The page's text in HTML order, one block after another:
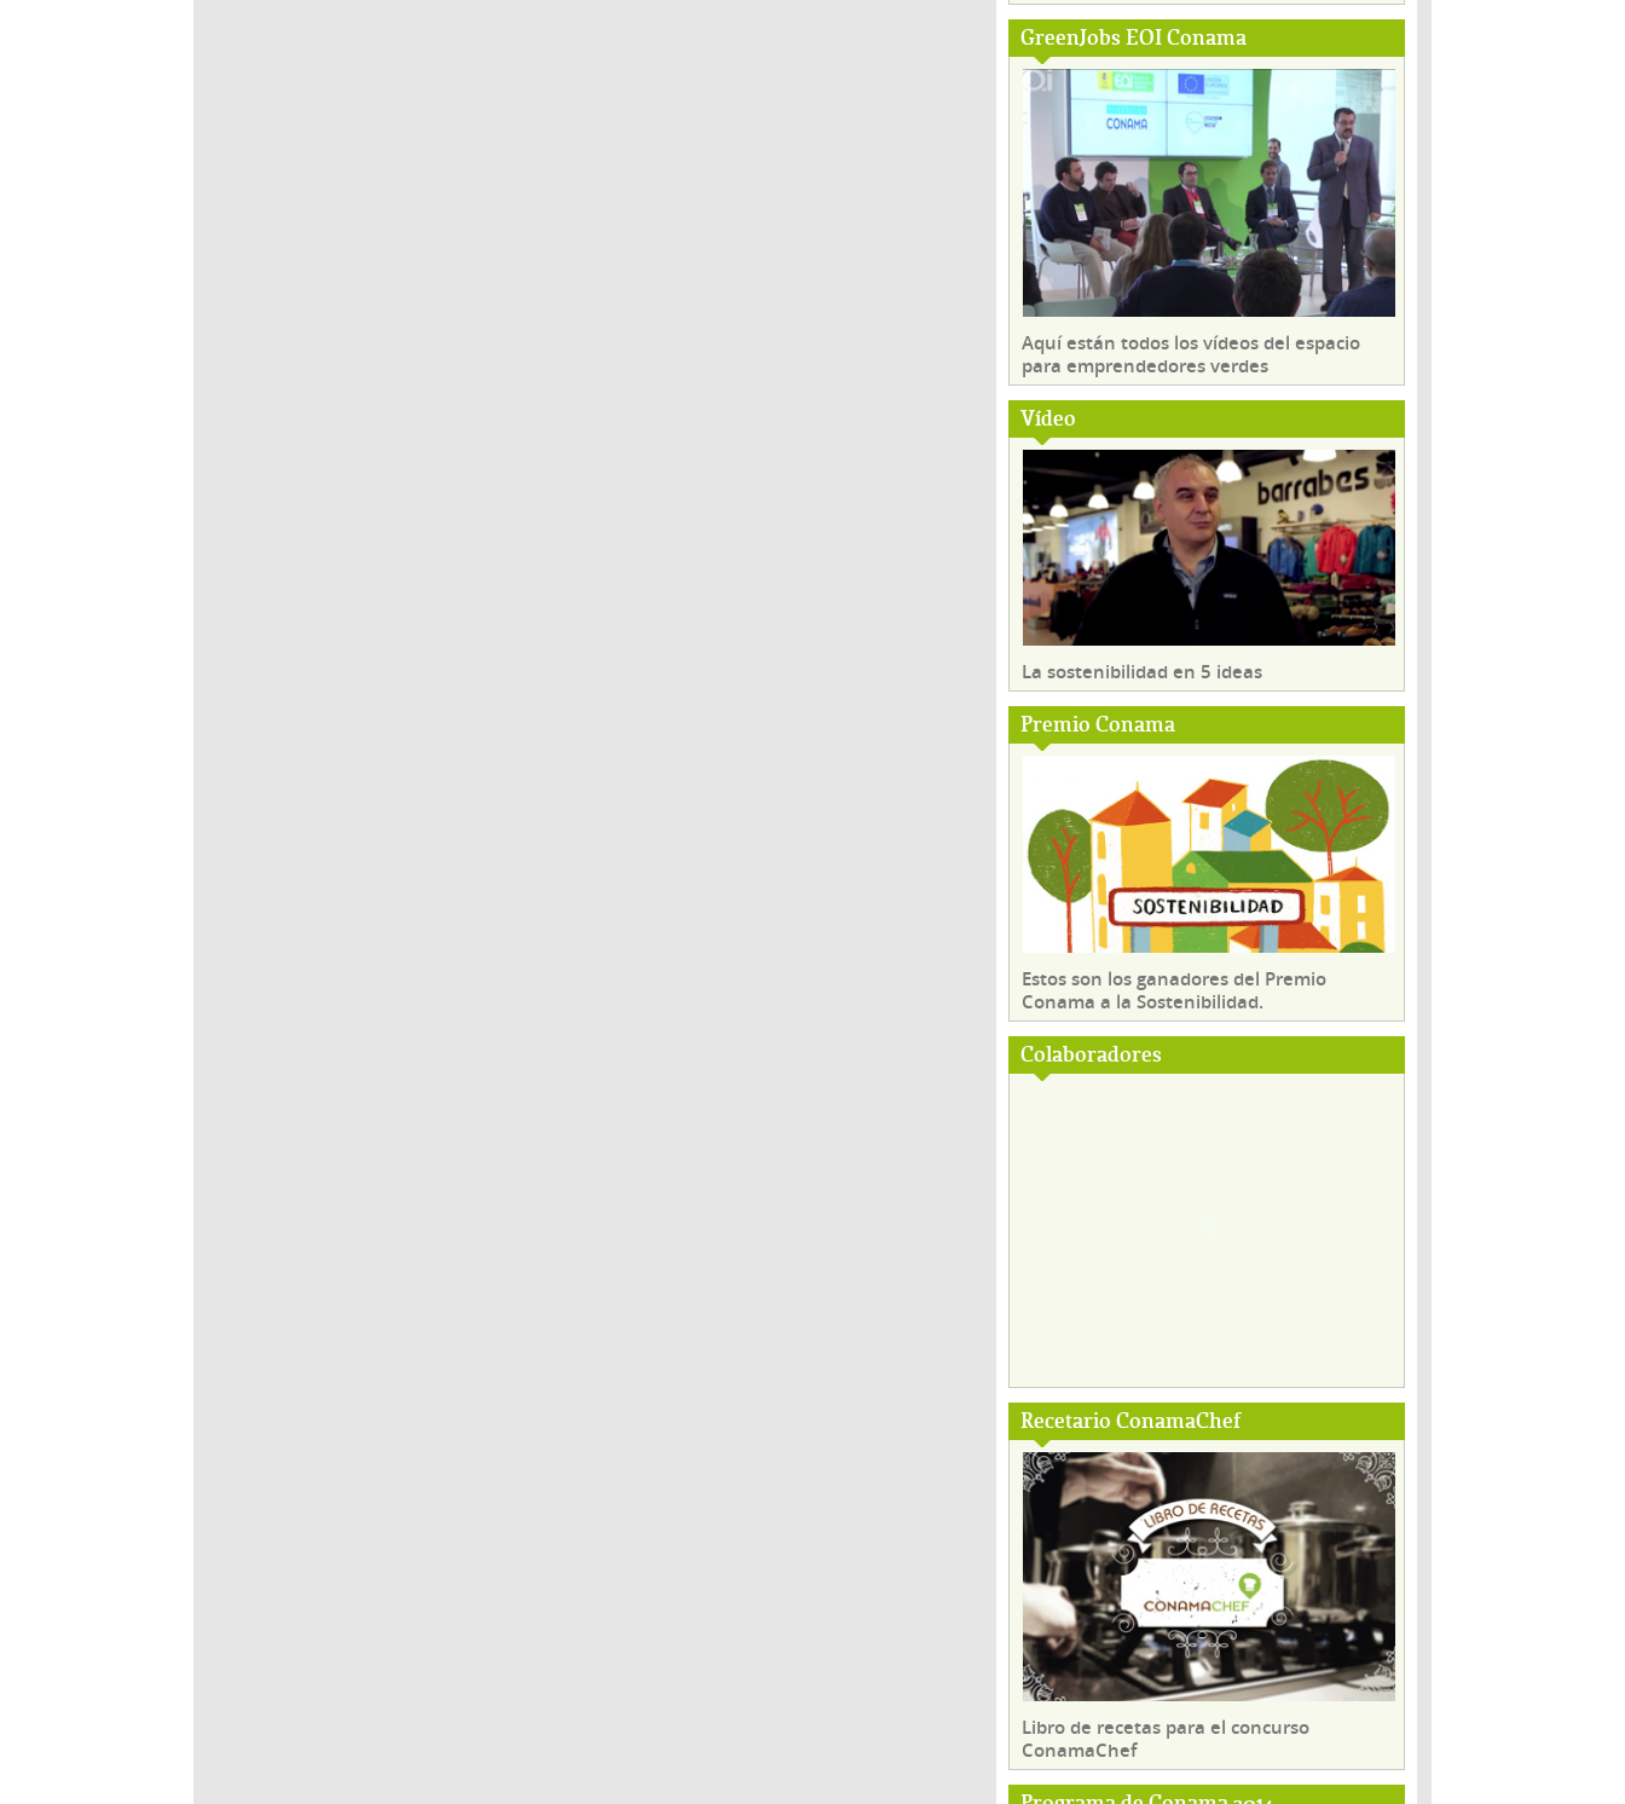
GreenJobs EOI Conama
Aquí están todos los vídeos del espacio
para emprendedores verdes
Vídeo
La sostenibilidad en 5 ideas
Premio Conama
Estos son los ganadores del Premio
Conama a la Sostenibilidad.
Colaboradores
Recetario ConamaChef
Libro de recetas para el concurso
ConamaChef